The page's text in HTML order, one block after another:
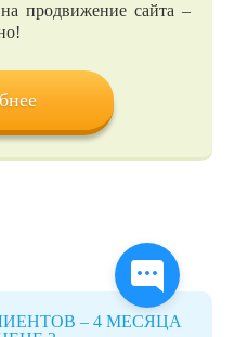
продвижение сайта –
– 4 МЕСЯЦА